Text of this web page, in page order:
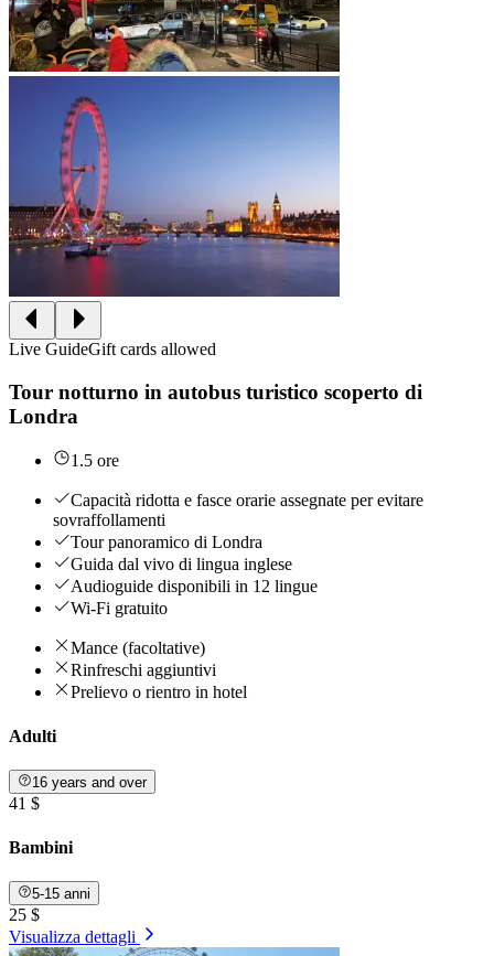
Live GuideGift cards allowed
Tour notturno in autobus turistico scoperto di
Londra
1.5 ore
Capacità ridotta e fasce orarie assegnate per evitare
sovraffollamenti
Tour panoramico di Londra
Guida dal vivo di lingua inglese
Audioguide disponibili in 12 lingue
Wi-Fi gratuito
Mance (facoltative)
Rinfreschi aggiuntivi
Prelievo o rientro in hotel
Adulti
16 years and over
41 $
Bambini
5-15 anni
25 $
Visualizza dettagli